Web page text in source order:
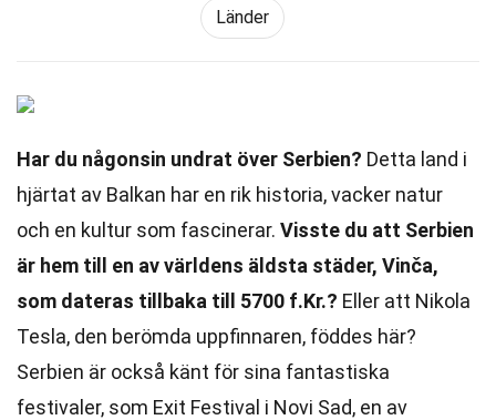
Länder
Har du någonsin undrat över Serbien? Detta land i
hjärtat av Balkan har en rik historia, vacker natur
och en kultur som fascinerar. Visste du att Serbien
är hem till en av världens äldsta städer, Vinča,
som dateras tillbaka till 5700 f.Kr.? Eller att Nikola
Tesla, den berömda uppfinnaren, föddes här?
Serbien är också känt för sina fantastiska
festivaler, som Exit Festival i Novi Sad, en av